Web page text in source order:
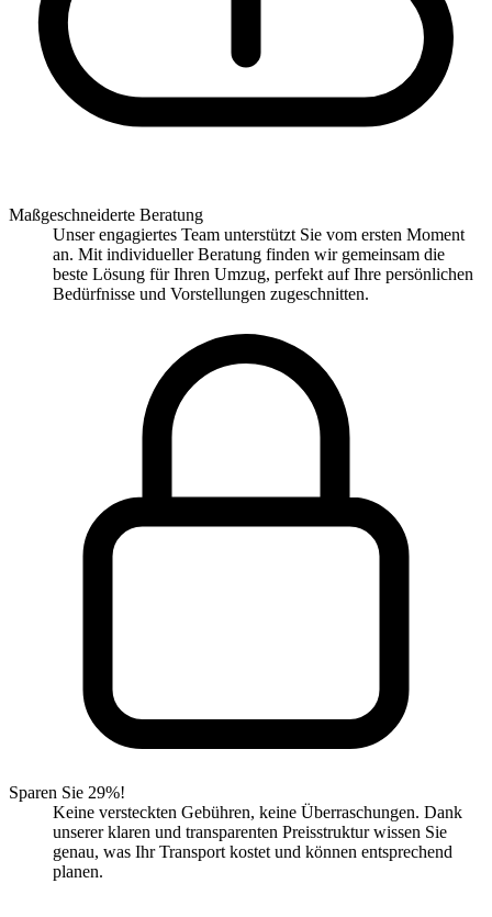
Maßgeschneiderte Beratung
Unser engagiertes Team unterstützt Sie vom ersten Moment
an. Mit individueller Beratung finden wir gemeinsam die
beste Lösung für Ihren Umzug, perfekt auf Ihre persönlichen
Bedürfnisse und Vorstellungen zugeschnitten.
Sparen Sie 29%!
Keine versteckten Gebühren, keine Überraschungen. Dank
unserer klaren und transparenten Preisstruktur wissen Sie
genau, was Ihr Transport kostet und können entsprechend
planen.